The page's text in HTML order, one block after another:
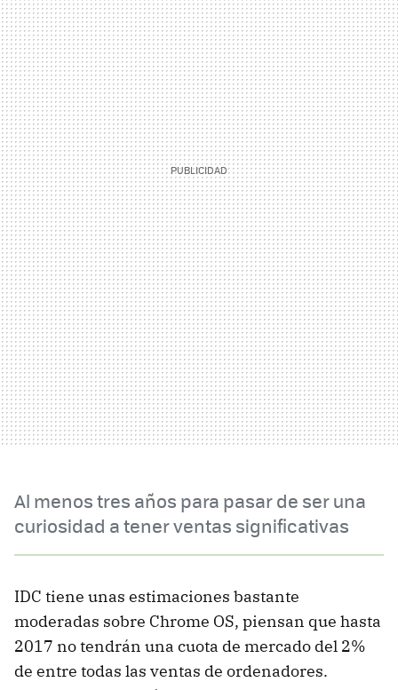
Al menos tres años para pasar de ser una
curiosidad a tener ventas significativas
IDC tiene unas estimaciones bastante
moderadas sobre Chrome OS, piensan que hasta
2017 no tendrán una cuota de mercado del 2%
de entre todas las ventas de ordenadores.